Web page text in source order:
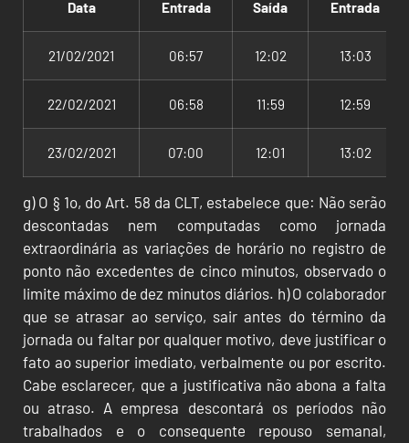
Data Entrada Saída Entrada
21/02/2021 06:57 12:02 13:03
22/02/2021 06:58 11:59 12:59
23/02/2021 07:00 12:01 13:02
g) O § 1o, do Art. 58 da CLT, estabelece que: Não serão
descontadas nem computadas como jornada
extraordinária as variações de horário no registro de
ponto não excedentes de cinco minutos, observado o
limite máximo de dez minutos diários. h) O colaborador
que se atrasar ao serviço, sair antes do término da
jornada ou faltar por qualquer motivo, deve justificar o
fato ao superior imediato, verbalmente ou por escrito.
Cabe esclarecer, que a justificativa não abona a falta
ou atraso. A empresa descontará os períodos não
trabalhados e o consequente repouso semanal,